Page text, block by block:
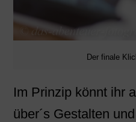
Der finale
Im Prinzip könnt ihr
über´s Gestalten